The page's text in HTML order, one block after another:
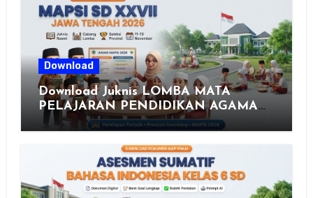
Download
Download Juknis LOMBA MATA
PELAJARAN PENDIDIKAN AGAMA
ISLAM DAN SENI ISLAMI (MAPSI)
JAWA TENGAH TAHUN 2026